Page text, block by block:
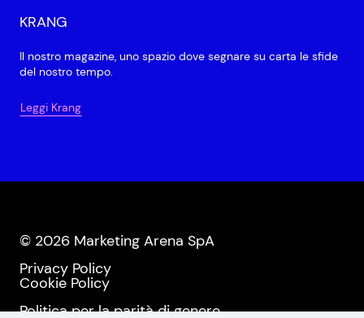
KRANG
Il nostro magazine, uno spazio dove segnare su carta le sfide
del nostro tempo.
Leggi Krang
© 2026 Marketing Arena SpA
Privacy Policy
Cookie Policy
Politica per la parità di genere